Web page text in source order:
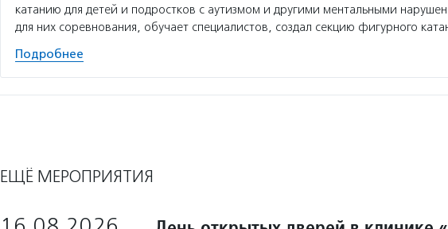
катанию для детей и подростков с аутизмом и другими ментальными
для них соревнования, обучает специалистов, создал секцию фигурного
Подробнее
ЕЩЁ МЕРОПРИЯТИЯ